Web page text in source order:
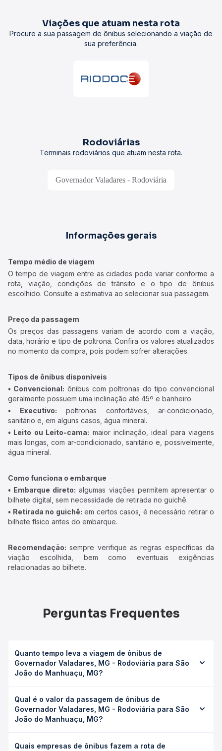
Viações que atuam nesta rota
Procure a sua passagem de ônibus selecionando a viação de
sua preferência.
Rodoviárias
Terminais rodoviários que atuam nesta rota.
Governador Valadares - Rodoviária
Informações gerais
Tempo médio de viagem
O tempo de viagem entre as cidades pode variar conforme a
rota, viação, condições de trânsito e o tipo de ônibus
escolhido. Consulte a estimativa ao selecionar sua passagem.
Preço da passagem
Os preços das passagens variam de acordo com a viação,
data, horário e tipo de poltrona. Confira os valores atualizados
no momento da compra, pois podem sofrer alterações.
Tipos de ônibus disponíveis
• Convencional: ônibus com poltronas do tipo convencional
geralmente possuem uma inclinação até 45º e banheiro.
• Executivo: poltronas confortáveis, ar-condicionado,
sanitário e, em alguns casos, água mineral.
• Leito ou Leito-cama: maior inclinação, ideal para viagens
mais longas, com ar-condicionado, sanitário e, possivelmente,
água mineral.
Como funciona o embarque
• Embarque direto: algumas viações permitem apresentar o
bilhete digital, sem necessidade de retirada no guichê.
• Retirada no guichê: em certos casos, é necessário retirar o
bilhete físico antes do embarque.
Recomendação: sempre verifique as regras específicas da
viação escolhida, bem como eventuais exigências
relacionadas ao bilhete.
Perguntas Frequentes
Quanto tempo leva a viagem de ônibus de
Governador Valadares, MG - Rodoviária para São
João do Manhuaçu, MG?
Rodoviária para São João do Manhuaçu, MG leva em
média 4h 15min, podendo variar conforme a viação, o tipo
de serviço (convencional, executivo ou leito) e as
Qual é o valor da passagem de ônibus de
Governador Valadares, MG - Rodoviária para São
João do Manhuaçu, MG?
Valadares, MG - Rodoviária para São João do Manhuaçu,
Quais empresas de ônibus fazem a rota de